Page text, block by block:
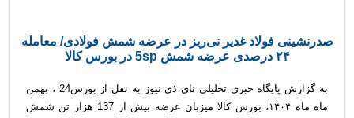
صدرنشینی فولاد غدیر نی‌ریز در عرضه شمش فولادی/ معامله
۲۴ درصدی عرضه شمش 5sp در بورس کالا
به گزارش پایگاه خبری تحلیلی نای ذی نیوز به نقل از بورس24
، بهمن
ماه ماه ۱۴۰۴، بورس کالا میزبان عرضه بیش از 137 هزار تن شمش